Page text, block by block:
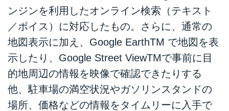
ンジンを利用したオンライン検索（テキスト
／ボイス）に対応したもの。さらに、通常の
地図表示に加え、Google EarthTM で地図を表
示したり、Google Street ViewTMで事前に目
的地周辺の情報を映像で確認できたりする
他、駐車場の満空状況やガソリンスタンドの
場所、価格などの情報をタイムリーに入手で